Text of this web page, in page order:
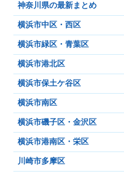
神奈川県の最新まとめ
横浜市中区・西区
横浜市緑区・青葉区
横浜市港北区
横浜市保土ケ谷区
横浜市南区
横浜市磯子区・金沢区
横浜市港南区・栄区
川崎市多摩区